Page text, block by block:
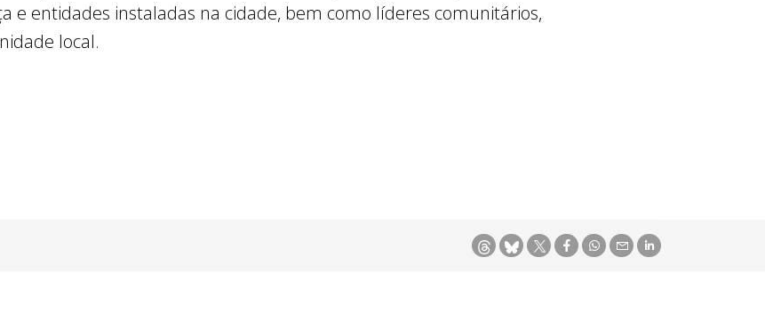
e entidades instaladas na cidade, bem como líderes comunitários,
local.